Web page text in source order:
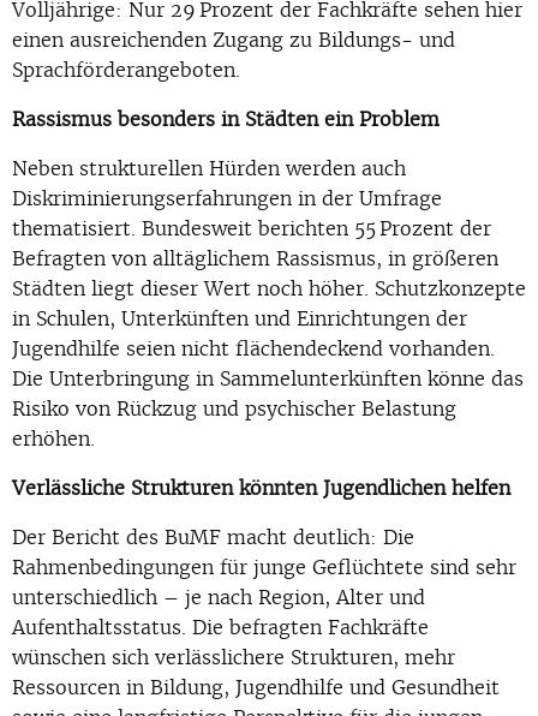
Volljährige: Nur 29 Prozent der Fachkräfte sehen hier
einen ausreichenden Zugang zu Bildungs- und
Sprachförderangeboten.
Rassismus besonders in Städten ein Problem
Neben strukturellen Hürden werden auch
Diskriminierungserfahrungen in der Umfrage
thematisiert. Bundesweit berichten 55 Prozent der
Befragten von alltäglichem Rassismus, in größeren
Städten liegt dieser Wert noch höher. Schutzkonzepte
in Schulen, Unterkünften und Einrichtungen der
Jugendhilfe seien nicht flächendeckend vorhanden.
Die Unterbringung in Sammelunterkünften könne das
Risiko von Rückzug und psychischer Belastung
erhöhen.
Verlässliche Strukturen könnten Jugendlichen helfen
Der Bericht des BuMF macht deutlich: Die
Rahmenbedingungen für junge Geflüchtete sind sehr
unterschiedlich – je nach Region, Alter und
Aufenthaltsstatus. Die befragten Fachkräfte
wünschen sich verlässlichere Strukturen, mehr
Ressourcen in Bildung, Jugendhilfe und Gesundheit